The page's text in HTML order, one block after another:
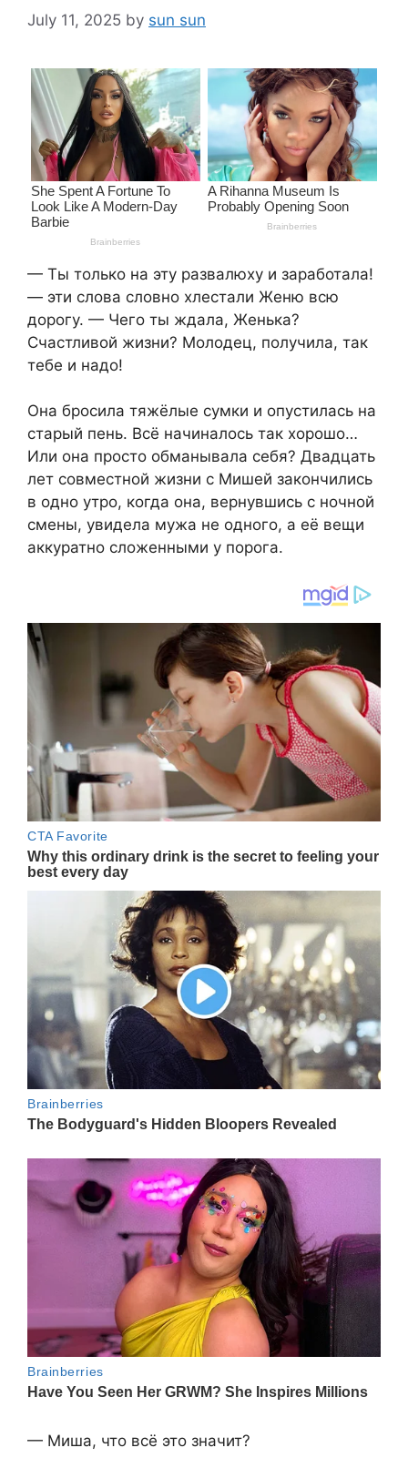
July 11, 2025 by sun sun
— Ты только на эту развалюху и заработала!
— эти слова словно хлестали Женю всю
дорогу. — Чего ты ждала, Женька?
Счастливой жизни? Молодец, получила, так
тебе и надо!
Она бросила тяжёлые сумки и опустилась на
старый пень. Всё начиналось так хорошо…
Или она просто обманывала себя? Двадцать
лет совместной жизни с Мишей закончились
в одно утро, когда она, вернувшись с ночной
смены, увидела мужа не одного, а её вещи
аккуратно сложенными у порога.
— Миша, что всё это значит?